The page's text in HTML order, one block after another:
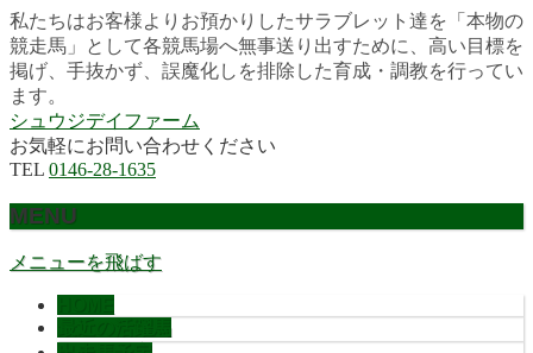
私たちはお客様よりお預かりしたサラブレット達を「本物の
競走馬」として各競馬場へ無事送り出すために、高い目標を
掲げ、手抜かず、誤魔化しを排除した育成・調教を行ってい
ます。
シュウジデイファーム
お気軽にお問い合わせください
TEL 0146-28-1635
MENU
メニューを飛ばす